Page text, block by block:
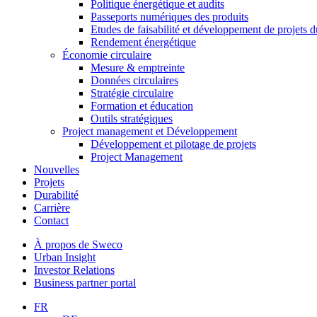
Politique énergétique et audits
Passeports numériques des produits
Etudes de faisabilité et développement de projets
Rendement énergétique
Économie circulaire
Mesure & emptreinte
Données circulaires
Stratégie circulaire
Formation et éducation
Outils stratégiques
Project management et Développement
Développement et pilotage de projets
Project Management
Nouvelles
Projets
Durabilité
Carrière
Contact
À propos de Sweco
Urban Insight
Investor Relations
Business partner portal
FR